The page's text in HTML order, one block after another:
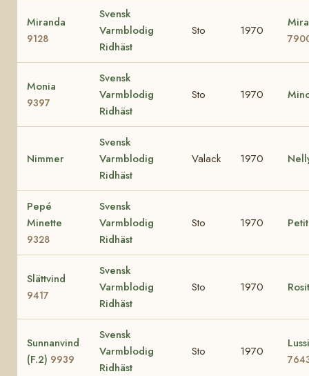
Miranda
9128
Svensk
Varmblodig
Ridhäst
Sto 1970
Monia
9397
Svensk
Varmblodig
Ridhäst
Sto 1970
Nimmer
Svensk
Varmblodig
Ridhäst
Valack 1970
Pepé
Minette
9328
Svensk
Varmblodig
Ridhäst
Sto 1970
Slättvind
9417
Svensk
Varmblodig
Ridhäst
Sto 1970
Sunnanvind
(F.2) 9939
Svensk
Varmblodig
Ridhäst
Sto 1970